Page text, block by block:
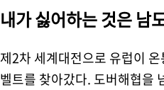
내가 싫어하는 것은 남
제2차 세계대전으로 유럽이
벨트를 찾아갔다. 도버해협을